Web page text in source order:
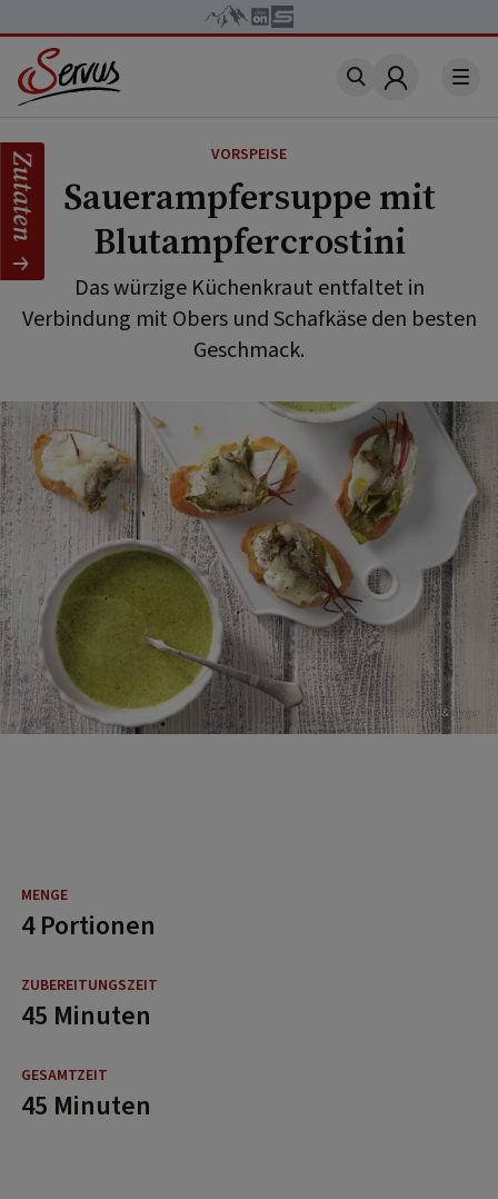
Account
VORSPEISE
Sauerampfersuppe mit
Blutampfercrostini
Das würzige Küchenkraut entfaltet in
Verbindung mit Obers und Schafkäse den besten
Geschmack.
Foto: Eisenhut & Mayer
4 Portionen
45 Minuten
45 Minuten
Zutaten